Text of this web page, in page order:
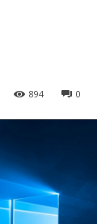
0
894